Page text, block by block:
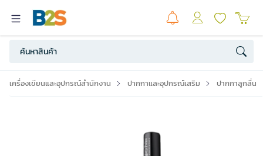
เครื่องเขียนและอุปกรณ์สำนักงาน ปากกาและอุปกรณ์เสริม ปากกาลูกลื่น